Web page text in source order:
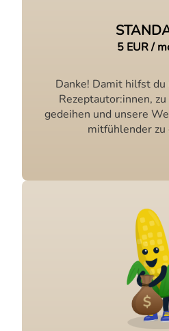
5 EUR /
Danke! Damit hilfst du
Rezeptautor:innen,
gedeihen und unsere
mitfühlender